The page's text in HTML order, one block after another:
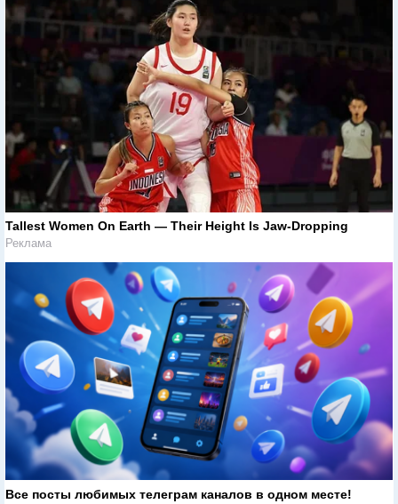
Tallest Women On Earth — Their Height Is Jaw-Dropping
Реклама
Все посты любимых телеграм каналов в одном месте!